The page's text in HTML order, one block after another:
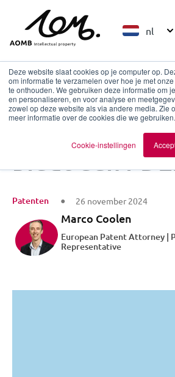
Deze website slaat cookies op je computer op.
om informatie te verzamelen over hoe je met
te onthouden. We gebruiken deze informatie om
en personaliseren, en voor analyse en
zowel op deze website als via andere media. Zie
meer informatie over de cookies die we gebruiken.
Cookie-instellingen
nl
Terug naar overzicht
Welke
biedt een i-
Patenten 26 november 2024
Marco Coolen
European Patent Attorney |
Representative